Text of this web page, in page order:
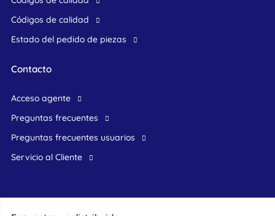
Códigos de calidad
Estado del pedido de piezas
Contacto
acceso agente
preguntas frecuentes
preguntas frecuentes usuarios
Servicio al Cliente